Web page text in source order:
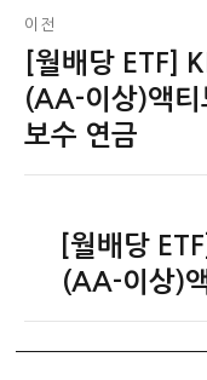
글
탐
색
이전
이
전
글:
[월배당 ETF]
(AA-이상)액티
보수 연금
[월배당
(AA-이상)